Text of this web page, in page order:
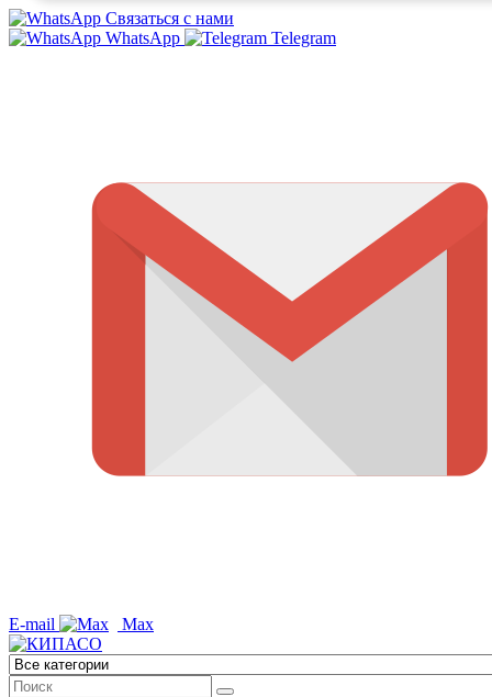
Связаться с нами
WhatsApp
Telegram
E-mail Max